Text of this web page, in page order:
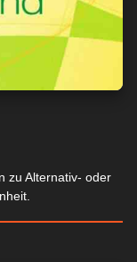
zu Alternativ- oder